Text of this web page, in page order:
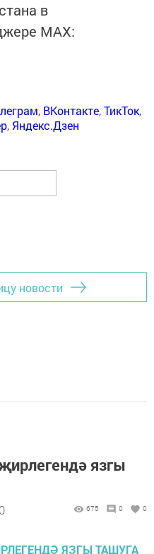
в
MАХ:
, ВКонтакте,ТикТок,
, Яндекс.Дзен
новости
язгы
675 0 0